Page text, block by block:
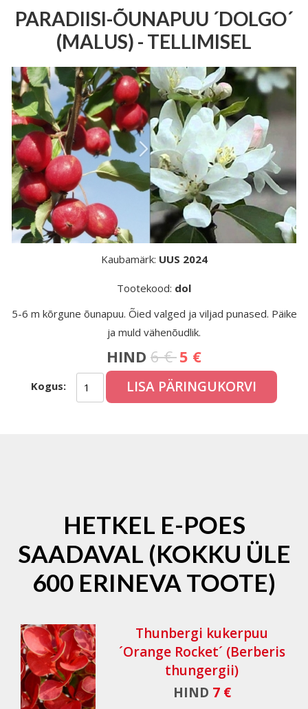
PARADIISI-ÕUNAPUU ´DOLGO´
(MALUS) - TELLIMISEL
Kaubamärk: UUS 2024
Tootekood: dol
5-6 m kõrgune õunapuu. Õied valged ja viljad punased. Päike
ja muld vähenõudlik.
HIND 6 €5 €
Kogus: LISA PÄRINGUKORVI
HETKEL E-POES
SAADAVAL (KOKKU ÜLE
600 ERINEVA TOOTE)
Thunbergi kukerpuu
´Orange Rocket´ (Berberis
thungergii)
HIND 7 €